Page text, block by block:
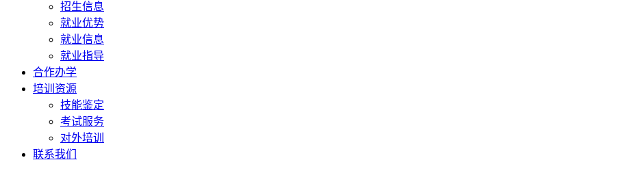
招生信息
就业优势
就业信息
就业指导
合作办学
培训资源
技能鉴定
考试服务
对外培训
联系我们